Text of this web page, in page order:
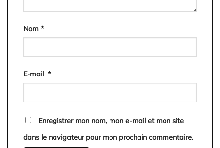
Nom *
E-mail *
Enregistrer mon nom, mon e-mail et mon site
dans le navigateur pour mon prochain commentaire.